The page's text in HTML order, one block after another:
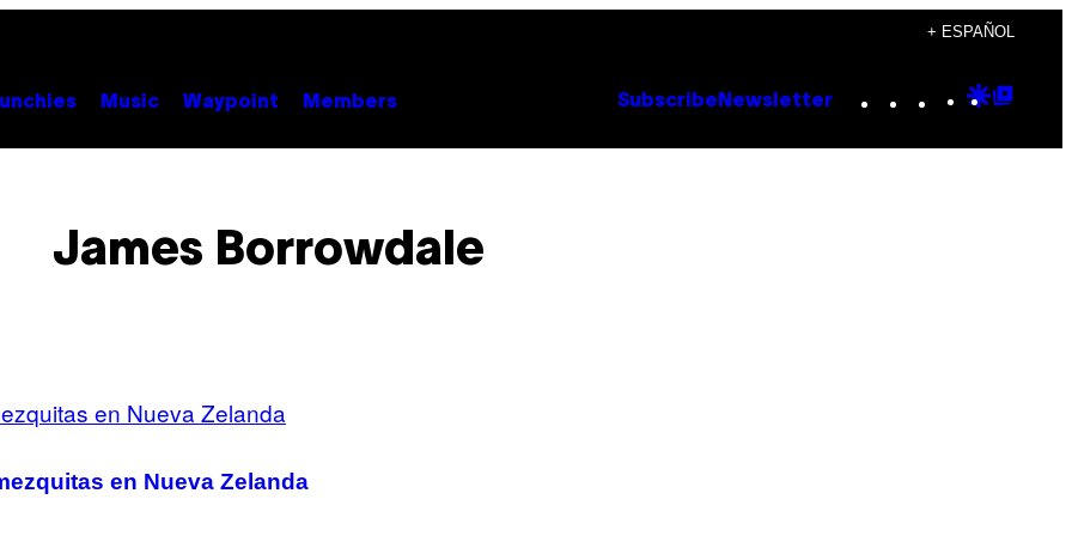
+ ESPAÑOL
Music Waypoint Members Subscribe Newsletter Instagram
TikTok
YouTube
Google
James Borrowdale
en Nueva Zelanda